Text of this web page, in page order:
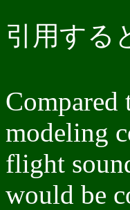
引用する
modeling
flight
would be